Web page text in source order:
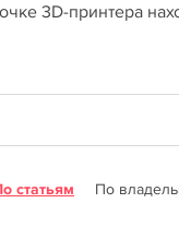
3D-принтера
статьям По